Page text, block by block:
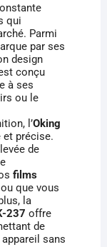
qui
Parmi
par ses
design
conçu
à ses
ou le
l’Oking
et précise.
de
films
que vous
la
237 offre
de
sans